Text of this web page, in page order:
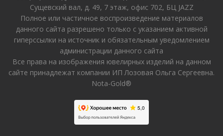
Сущевский вал, д. 49, 7 этаж, офис 702, БЦ JAZZ
Полное или частичное воспроизведение материалов
данного сайта разрешено только с указанием активной
гиперссылки на источник и обязательным уведомлением
администрации данного сайта
Все права на изображения ювелирных изделий на данном
сайте принадлежат компании ИП Лозовая Ольга Сергеевна.
Nota-Gold®